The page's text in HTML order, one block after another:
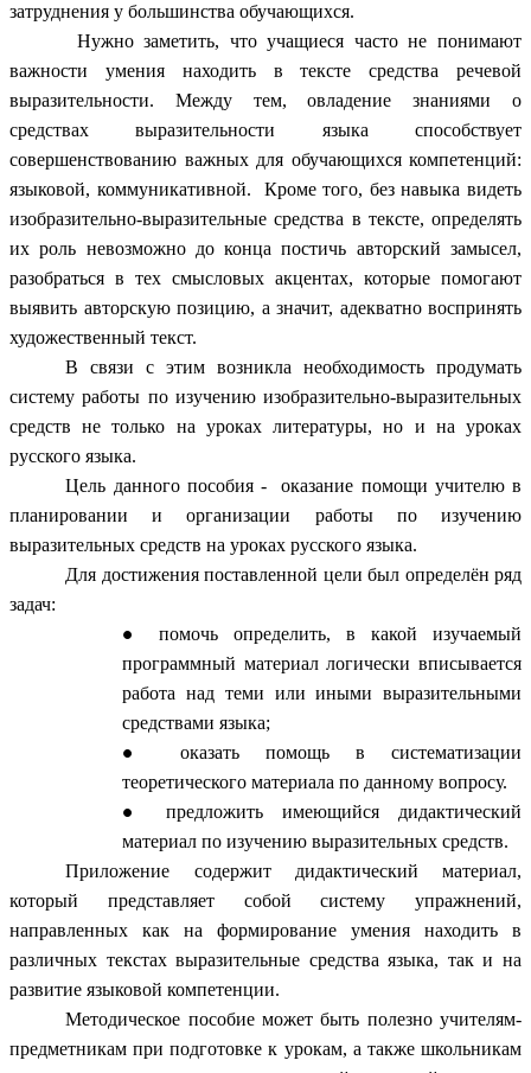
затруднения у большинства обучающихся.
Нужно заметить, что учащиеся часто не понимают
важности умения находить в тексте средства речевой
выразительности. Между тем, овладение знаниями о
средствах выразительности языка способствует
совершенствованию важных для обучающихся компетенций:
языковой, коммуникативной. Кроме того, без навыка видеть
изобразительно-выразительные средства в тексте, определять
их роль невозможно до конца постичь авторский замысел,
разобраться в тех смысловых акцентах, которые помогают
выявить авторскую позицию, а значит, адекватно воспринять
художественный текст.
В связи с этим возникла необходимость продумать
систему работы по изучению изобразительно-выразительных
средств не только на уроках литературы, но и на уроках
русского языка.
Цель данного пособия - оказание помощи учителю в
планировании и организации работы по изучению
выразительных средств на уроках русского языка.
Для достижения поставленной цели был определён ряд
задач:
помочь определить, в какой изучаемый
программный материал логически вписывается
работа над теми или иными выразительными
средствами языка;
оказать помощь в систематизации
теоретического материала по данному вопросу.
предложить имеющийся дидактический
материал по изучению выразительных средств.
Приложение содержит дидактический материал,
который представляет собой систему упражнений,
направленных как на формирование умения находить в
различных текстах выразительные средства языка, так и на
развитие языковой компетенции.
Методическое пособие может быть полезно учителям-
предметникам при подготовке к урокам, а также школьникам